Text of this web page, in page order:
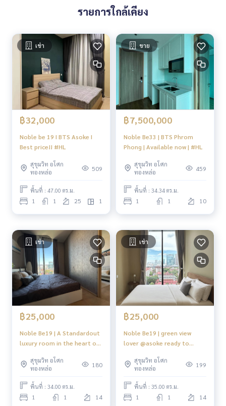
รายการใกล้เคียง
เช่า
฿32,000
Noble be 19 I BTS Asoke I
Best price!! #HL
สุขุมวิท อโศก
ทองหล่อ
509
พื้นที่ : 47.00 ตร.ม.
1 1 25 1
ขาย
฿7,500,000
Noble Be33 | BTS Phrom
Phong | Available now | #HL
สุขุมวิท อโศก
ทองหล่อ
459
พื้นที่ : 34.34 ตร.ม.
1 1 10
เช่า
฿25,000
Noble Be19 | A Standardout
luxury room in the heart of
สุขุมวิท อโศก
ทองหล่อ
180
พื้นที่ : 34.00 ตร.ม.
1 1 14
เช่า
฿25,000
Noble Be19 | green view
lover @asoke ready to
สุขุมวิท อโศก
ทองหล่อ
199
พื้นที่ : 35.00 ตร.ม.
1 1 14